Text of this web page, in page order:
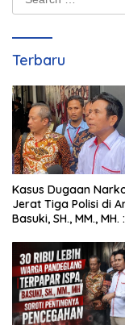
for:
Terbaru
Kasus Dugaan
Jerat Tiga Polisi di
Basuki, SH., MM., MH.